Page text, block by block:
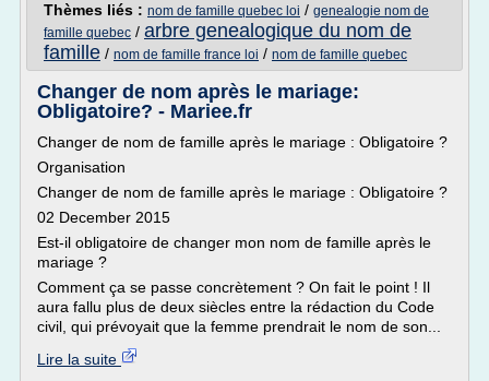
Thèmes liés : nom de famille quebec loi / genealogie nom de
famille quebec / arbre genealogique du nom de
famille / nom de famille france loi / nom de famille quebec
Changer de nom après le mariage:
Obligatoire? - Mariee.fr
Changer de nom de famille après le mariage : Obligatoire ?
Organisation
Changer de nom de famille après le mariage : Obligatoire ?
02 December 2015
Est-il obligatoire de changer mon nom de famille après le
mariage ?
Comment ça se passe concrètement ? On fait le point ! Il
aura fallu plus de deux siècles entre la rédaction du Code
civil, qui prévoyait que la femme prendrait le nom de son...
Lire la suite